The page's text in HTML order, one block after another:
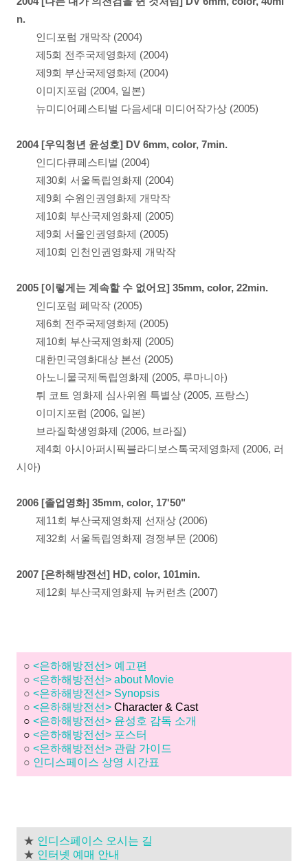
n.
인디포럼 개막작 (2004)
제5회 전주국제영화제 (2004)
제9회 부산국제영화제 (2004)
이미지포럼 (2004, 일본)
뉴미디어페스티벌 다음세대 미디어작가상 (2005)
2004 [우익청년 윤성호] DV 6mm, color, 7min.
인디다큐페스티벌 (2004)
제30회 서울독립영화제 (2004)
제9회 수원인권영화제 개막작
제10회 부산국제영화제 (2005)
제9회 서울인권영화제 (2005)
제10회 인천인권영화제 개막작
2005 [이렇게는 계속할 수 없어요] 35mm, color, 22min.
인디포럼 폐막작 (2005)
제6회 전주국제영화제 (2005)
제10회 부산국제영화제 (2005)
대한민국영화대상 본선 (2005)
아노니물국제독립영화제 (2005, 루마니아)
튀 코트 영화제 심사위원 특별상 (2005, 프랑스)
이미지포럼 (2006, 일본)
브라질학생영화제 (2006, 브라질)
제4회 아시아퍼시픽블라디보스톡국제영화제 (2006, 러
시아)
2006 [졸업영화] 35mm, color, 17'50"
제11회 부산국제영화제 선재상 (2006)
제32회 서울독립영화제 경쟁부문 (2006)
2007 [은하해방전선] HD, color, 101min.
제12회 부산국제영화제 뉴커런츠 (2007)
○ <은하해방전선> 예고편
○ <은하해방전선> about Movie
○ <은하해방전선> Synopsis
○ <은하해방전선> Character & Cast
○ <은하해방전선> 윤성호 감독 소개
○ <은하해방전선> 포스터
○ <은하해방전선> 관람 가이드
○ 인디스페이스 상영 시간표
★ 인디스페이스 오시는 길
★ 인터넷 예매 안내